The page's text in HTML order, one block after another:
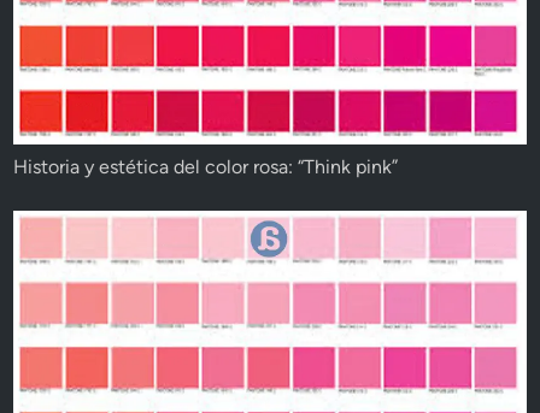
Historia y estética del color rosa: “Think pink”